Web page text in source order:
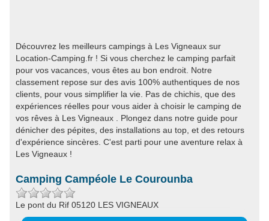
Découvrez les meilleurs campings à Les Vigneaux sur
Location-Camping.fr ! Si vous cherchez le camping parfait
pour vos vacances, vous êtes au bon endroit. Notre
classement repose sur des avis 100% authentiques de nos
clients, pour vous simplifier la vie. Pas de chichis, que des
expériences réelles pour vous aider à choisir le camping de
vos rêves à Les Vigneaux . Plongez dans notre guide pour
dénicher des pépites, des installations au top, et des retours
d'expérience sincères. C'est parti pour une aventure relax à
Les Vigneaux !
Camping Campéole Le Courounba
Le pont du Rif 05120 LES VIGNEAUX